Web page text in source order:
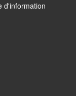
d'information